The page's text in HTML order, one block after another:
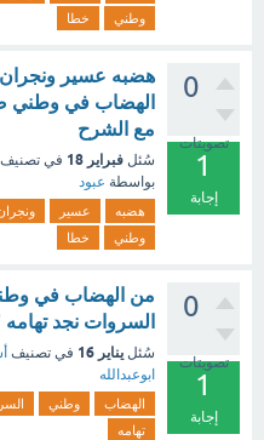
وطني
خطا
0
تصويتات
1
إجابة
هضبه عسير ونجران
الهضاب في وطني
مع الشرح
سُئل فبراير 18 في تصنيف
بواسطة عبود
هضبه عسير
وطني
خطا
0
تصويتات
1
إجابة
السروات نجد
سُئل يناير 16 في تصنيف
ابوعبدالله
الهضاب وطني
تهامه